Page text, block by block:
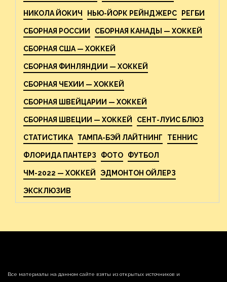
НИКОЛА ЙОКИЧ НЬЮ-ЙОРК РЕЙНДЖЕРС РЕГБИ
СБОРНАЯ РОССИИ СБОРНАЯ КАНАДЫ — ХОККЕЙ
СБОРНАЯ США — ХОККЕЙ
СБОРНАЯ ФИНЛЯНДИИ — ХОККЕЙ
СБОРНАЯ ЧЕХИИ — ХОККЕЙ
СБОРНАЯ ШВЕЙЦАРИИ — ХОККЕЙ
СБОРНАЯ ШВЕЦИИ — ХОККЕЙ СЕНТ-ЛУИС БЛЮЗ
СТАТИСТИКА ТАМПА-БЭЙ ЛАЙТНИНГ ТЕННИС
ФЛОРИДА ПАНТЕРЗ ФОТО ФУТБОЛ
ЧМ-2022 — ХОККЕЙ ЭДМОНТОН ОЙЛЕРЗ
ЭКСКЛЮЗИВ
Все материалы на данном сайте взяты из открытых источников и